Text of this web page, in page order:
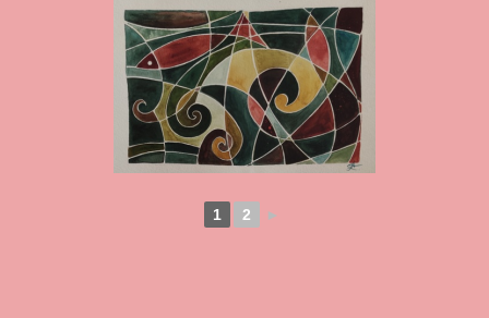
1 2 ►